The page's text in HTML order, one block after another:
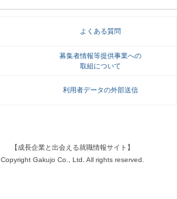
よくある質問
募集者情報等提供事業への
取組について
利用者データの外部送信
【成長企業と出会える就職情報サイト】
Copyright Gakujo Co., Ltd. All rights reserved.